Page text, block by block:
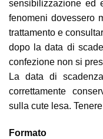
sensibilizzazione ed
fenomeni dovessero
trattamento e
dopo la data di
confezione non si
La data di
correttamente
sulla cute lesa.
Formato